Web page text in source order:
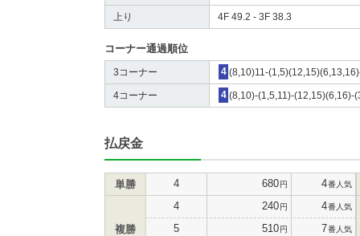
上り 4F 49.2 - 3F 38.3
コーナー通過順位
3コーナー 4 (8,10)11-
4コーナー 4 (8,10)-(1,5,11)-(12,15)(6,16)-
払戻金
単勝 4 680円 4番人気
複勝
4 240円 4番人気
5 510円 7番人気